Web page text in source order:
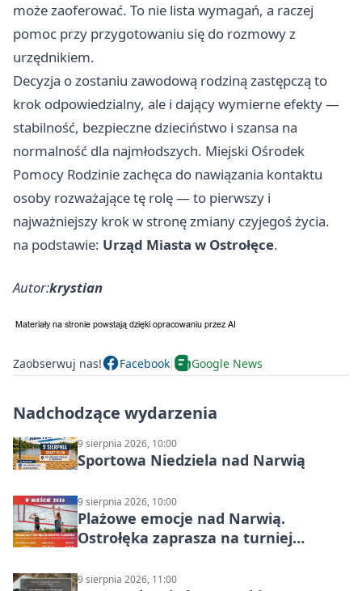
może zaoferować. To nie lista wymagań, a raczej
pomoc przy przygotowaniu się do rozmowy z
urzędnikiem.
Decyzja o zostaniu zawodową rodziną zastępczą to
krok odpowiedzialny, ale i dający wymierne efekty —
stabilność, bezpieczne dzieciństwo i szansa na
normalność dla najmłodszych. Miejski Ośrodek
Pomocy Rodzinie zachęca do nawiązania kontaktu
osoby rozważające tę rolę — to pierwszy i
najważniejszy krok w stronę zmiany czyjegoś życia.
na podstawie: Urząd Miasta w Ostrołęce.
Autor:krystian
Zaobserwuj nas! Facebook Google News
Nadchodzące wydarzenia
9 sierpnia 2026, 10:00
Sportowa Niedziela nad Narwią
9 sierpnia 2026, 10:00
Plażowe emocje nad Narwią.
Ostrołęka zaprasza na turniej
9 sierpnia 2026, 11:00